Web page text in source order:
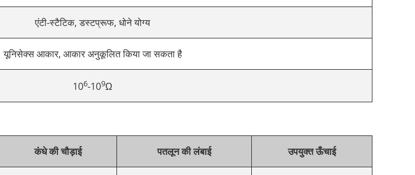
एंटी-स्टैटिक, डस्टप्रूफ, धोने योग्य
यूनिसेक्स आकार, आकार अनुकूलित किया जा सकता है
106-109Ω
कंधे की चौड़ाई पतलून की लंबाई उपयुक्त ऊँचाई